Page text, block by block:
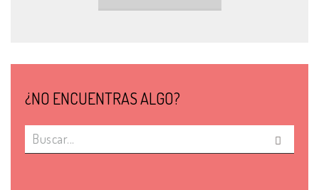
¿NO ENCUENTRAS ALGO?